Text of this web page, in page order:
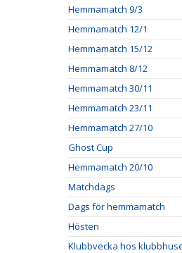
Hemmamatch 9/3
Hemmamatch 12/1
Hemmamatch 15/12
Hemmamatch 8/12
Hemmamatch 30/11
Hemmamatch 23/11
Hemmamatch 27/10
Ghost Cup
Hemmamatch 20/10
Matchdags
Dags för hemmamatch
Hösten
Klubbvecka hos